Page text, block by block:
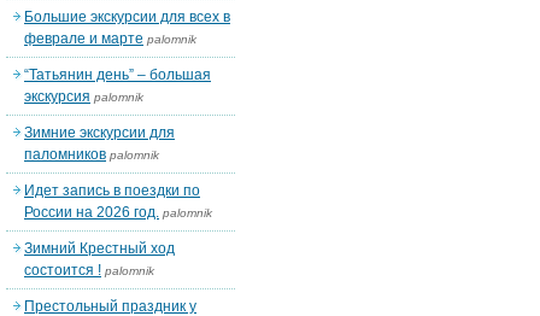
Большие экскурсии для всех в
феврале и марте palomnik
“Татьянин день” – большая
экскурсия palomnik
Зимние экскурсии для
паломников palomnik
Идет запись в поездки по
России на 2026 год. palomnik
Зимний Крестный ход
состоится ! palomnik
Престольный праздник у